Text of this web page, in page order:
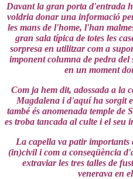
Davant la gran porta d'entrada
voldria donar una informació
les mans de l'home, l'han
gran sala típica de totes les
sorpresa en utilitzar com a
imponent columna de pedra
en un moment
Com ja hem dit, adossada a la
Magdalena i d'aquí ha sorgit
també és anomenada temple de
es troba tancada al culte i el seu
La capella va patir importants
(in)civil i com a conseqüència
extraviar les tres talles de
venerava en